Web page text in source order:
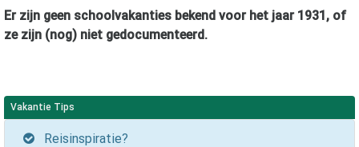
Er zijn geen schoolvakanties bekend voor het jaar 1931, of
ze zijn (nog) niet gedocumenteerd.
Vakantie Tips
Reisinspiratie?